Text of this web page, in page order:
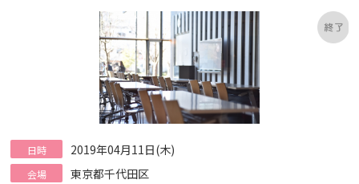
日時 2019年04月11日(木)
会場 東京都千代田区